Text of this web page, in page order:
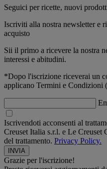
Seguici per ricette, nuovi
Iscriviti alla nostra newsletter e
acquisto
Sii il primo a ricevere la nostra
interessi e abitudini.
*Dopo l'iscrizione riceverai un
applicano Termini e Condizioni
Iscrivendoti acconsenti al
Creuset Italia s.r.l. e Le
del trattamento. Privacy Policy.
Grazie per l'iscrizione!